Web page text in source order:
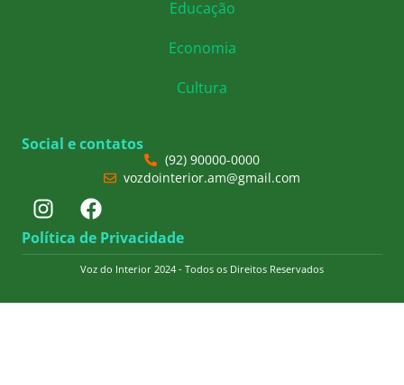
Educação
Economia
Cultura
Social e contatos
(92) 90000-0000
vozdointerior.am@gmail.com
Política de Privacidade
Voz do Interior 2024 - Todos os Direitos Reservados